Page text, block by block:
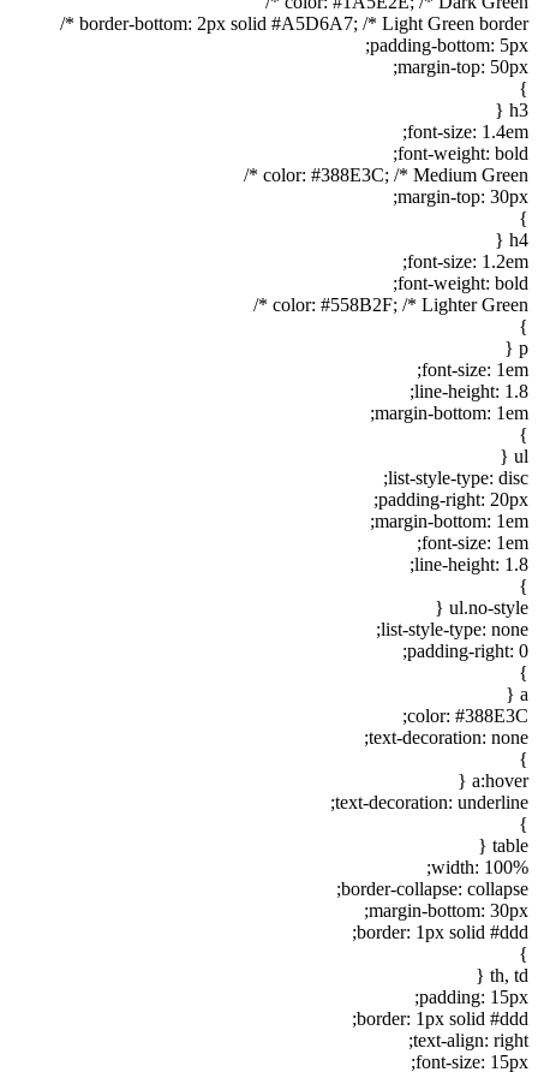
border-bottom: 2px solid #A5D6A7; /* Light Green border */
padding-bottom: 5px;
margin-top: 50px;
}
h3 {
font-size: 1.4em;
font-weight: bold;
color: #388E3C; /* Medium Green */
margin-top: 30px;
}
h4 {
font-size: 1.2em;
font-weight: bold;
color: #558B2F; /* Lighter Green */
}
p {
font-size: 1em;
line-height: 1.8;
margin-bottom: 1em;
}
ul {
list-style-type: disc;
padding-right: 20px;
margin-bottom: 1em;
font-size: 1em;
line-height: 1.8;
}
ul.no-style {
list-style-type: none;
padding-right: 0;
}
a {
color: #388E3C;
text-decoration: none;
}
a:hover {
text-decoration: underline;
}
table {
width: 100%;
border-collapse: collapse;
margin-bottom: 30px;
border: 1px solid #ddd;
}
th, td {
padding: 15px;
border: 1px solid #ddd;
text-align: right;
font-size: 15px;